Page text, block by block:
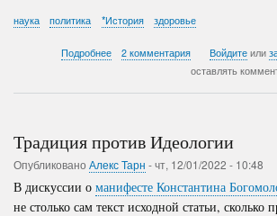
наука политика *История здоровье
Подробнеео
–
вред
2 комментария Войдите или
оставлять
Традиция против Идеологии
Опубликовано Алекс Тарн -чт, 12/01/2022 - 10:48
В дискуссии о манифесте Константина
не столько сам текст исходной статьи, сколько